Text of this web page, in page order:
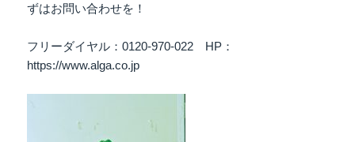
ずはお問い合わせを！
フリーダイヤル：0120-970-022 HP：
https://www.alga.co.jp